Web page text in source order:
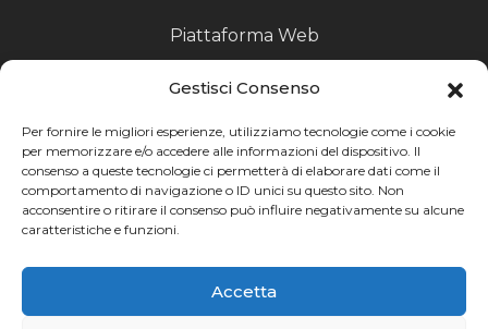
Gestisci Consenso
Per fornire le migliori esperienze, utilizziamo tecnologie come i cookie
per memorizzare e/o accedere alle informazioni del dispositivo. Il
consenso a queste tecnologie ci permetterà di elaborare dati come il
comportamento di navigazione o ID unici su questo sito. Non
acconsentire o ritirare il consenso può influire negativamente su alcune
caratteristiche e funzioni.
Accetta
Piattaforma Web
Scouting fornitori
Produzione Particolari
Raccoglitori di Fine Linea
Ricerca
Ricerca avanzata
Catalogo fornitori